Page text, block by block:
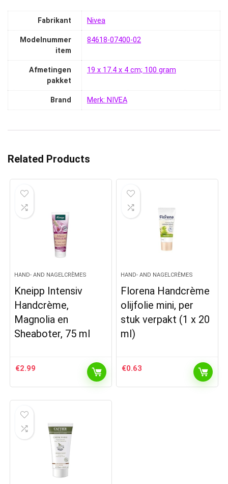
Fabrikant ‎Nivea
Modelnummer
item
‎84618-07400-02
Afmetingen
pakket
‎19 x 17.4 x 4 cm; 100 gram
Brand Merk: NIVEA
Related Products
HAND- AND NAGELCRÈMES
Kneipp Intensiv
Handcrème,
Magnolia en
Sheaboter, 75 ml
€2.99
HAND- AND NAGELCRÈMES
Florena Handcrème
olijfolie mini, per
stuk verpakt (1 x 20
ml)
€0.63